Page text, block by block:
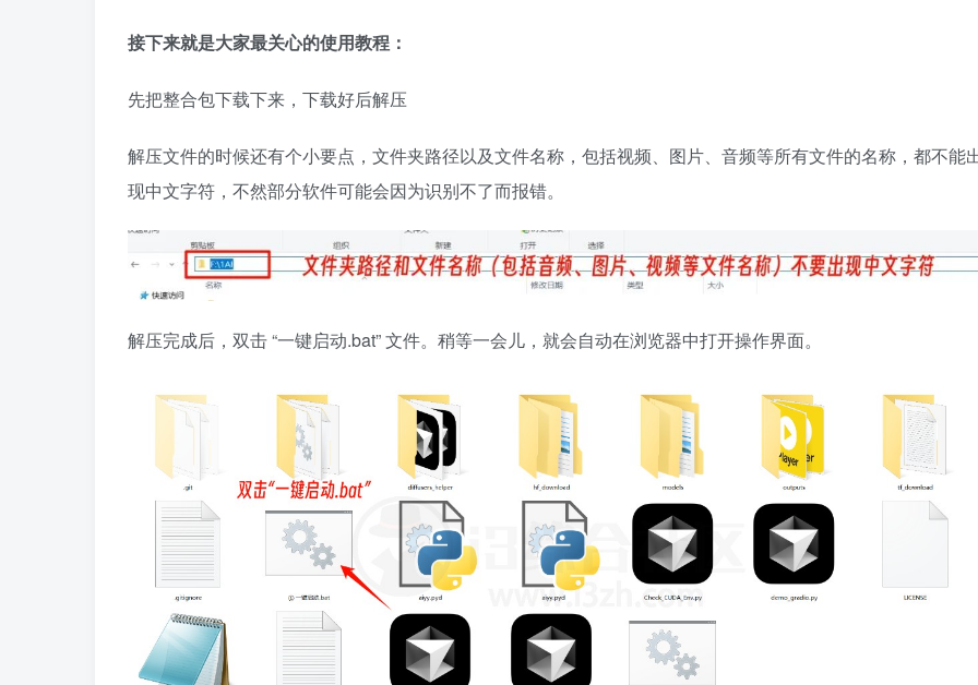
接下来就是大家最关心的使用教程：
先把整合包下载下来，下载好后解压
解压文件的时候还有个小要点，文件夹路径以及文件名称，包括视频、图片、音频等所有文件的名称，都不能
现中文字符，不然部分软件可能会因为识别不了而报错。
解压完成后，双击 “一键启动.bat” 文件。稍等一会儿，就会自动在浏览器中打开操作界面。